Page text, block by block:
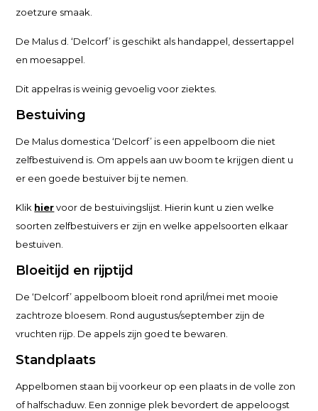
zoetzure smaak.
De Malus d. ‘Delcorf’ is geschikt als handappel, dessertappel
en moesappel.
Dit appelras is weinig gevoelig voor ziektes.
Bestuiving
De Malus domestica ‘Delcorf’ is een appelboom die niet
zelfbestuivend is. Om appels aan uw boom te krijgen dient u
er een goede bestuiver bij te nemen.
Klik hiervoor de bestuivingslijst. Hierin kunt u zien welke
soorten zelfbestuivers er zijn en welke appelsoorten elkaar
bestuiven.
Bloeitijd en rijptijd
De ‘Delcorf’ appelboom bloeit rond april/mei met mooie
zachtroze bloesem. Rond augustus/september zijn de
vruchten rijp. De appels zijn goed te bewaren.
Standplaats
Appelbomen staan bij voorkeur op een plaats in de volle zon
of halfschaduw. Een zonnige plek bevordert de appeloogst